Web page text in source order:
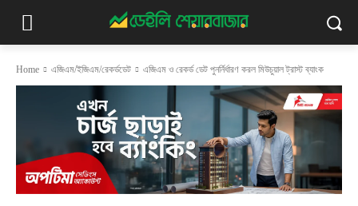
Home এজিএম/ইজিএম/রেকর্ডডেট এজিএম ও রেকর্ড ডেট পুনর্নির্ধারণ করল মিউচুয়াল ট্রাস্ট ব্যাংক